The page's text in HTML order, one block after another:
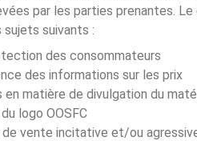
par les parties prenantes.
suivants :
des consommateurs
des informations sur les prix
en matière de divulgation du
logo OOSFC
de vente incitative et/ou